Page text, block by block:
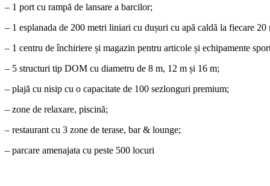
– 1 port cu rampă de lansare a barcilor;
– 1 esplanada de 200 metri liniari cu dușuri cu apă caldă la fiecare 20
– 1 centru de închiriere și magazin pentru articole și echipamente
– 5 structuri tip DOM cu diametru de 8 m, 12 m și 16 m;
– plajă cu nisip cu o capacitate de 100 sezlonguri premium;
– zone de relaxare, piscină;
– restaurant cu 3 zone de terase, bar & lounge;
– parcare amenajata cu peste 500 locuri